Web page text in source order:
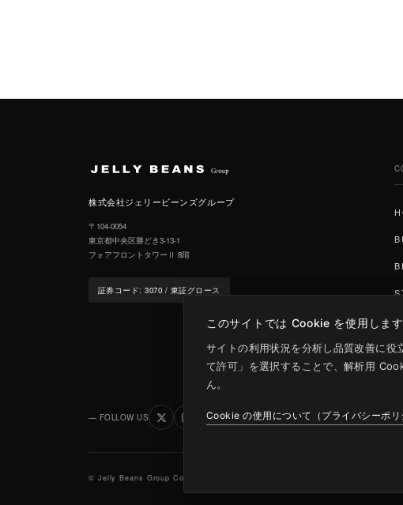
株式会社ジェリービーンズグループ
〒104-0054
東京都中央区勝どき3-13-1
フォアフロントタワーⅡ 8階
証券コード: 3070 / 東証グロース
— FOLLOW US
© Jelly Beans Group Co., Ltd.
このサイトでは Cookie を使用します
サイトの利用状況を分析し品質改善に
て許可」を選択することで、解析用
ん。
Cookie の使用について（プライバシーポリ